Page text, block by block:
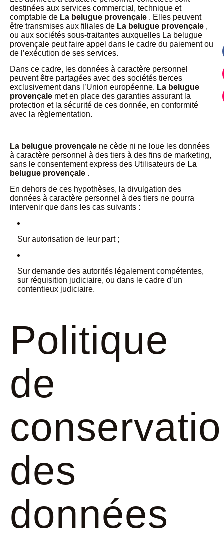
destinées aux services commercial, technique et
comptable de La belugue provençale . Elles peuvent
être transmises aux filiales de La belugue provençale ,
ou aux sociétés sous-traitantes auxquelles La belugue
provençale peut faire appel dans le cadre du paiement ou
de l’exécution de ses services.
Dans ce cadre, les données à caractère personnel
peuvent être partagées avec des sociétés tierces
exclusivement dans l’Union européenne. La belugue
provençale met en place des garanties assurant la
protection et la sécurité de ces donnée, en conformité
avec la règlementation.
La belugue provençale ne cède ni ne loue les données
à caractère personnel à des tiers à des fins de marketing,
sans le consentement express des Utilisateurs de La
belugue provençale .
En dehors de ces hypothèses, la divulgation des
données à caractère personnel à des tiers ne pourra
intervenir que dans les cas suivants :
Sur autorisation de leur part ;
Sur demande des autorités légalement compétentes,
sur réquisition judiciaire, ou dans le cadre d’un
contentieux judiciaire.
Politique
de
des
données